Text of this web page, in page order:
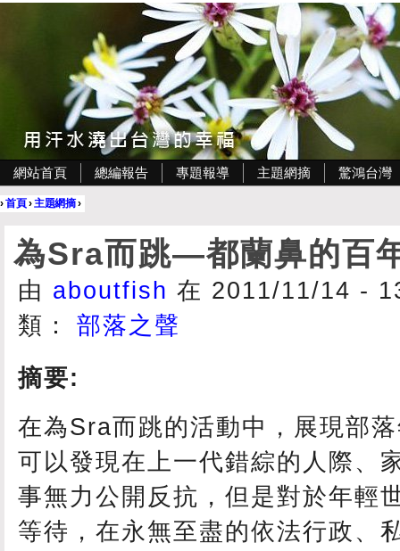
網站首頁 總編報告 專題報導 主題網摘 驚鴻台灣
›首頁›主題網摘›
為Sra而跳—都蘭鼻的百
由 aboutfish 在 2011/11/14 -
類：
部落之聲
摘要:
在為Sra而跳的活動中，展現部
可以發現在上一代錯綜的人際、
事無力公開反抗，但是對於年輕
等待，在永無至盡的依法行政、